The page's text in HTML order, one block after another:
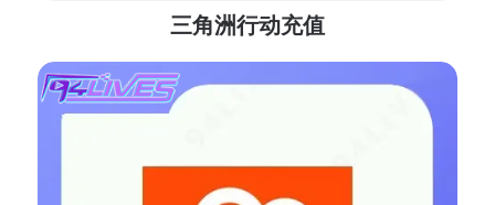
三角洲行动充值